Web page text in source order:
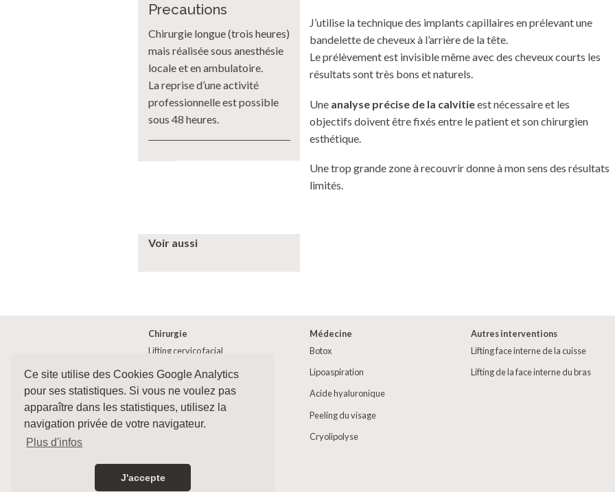
Ce site utilise des Cookies Google Analytics
pour ses statistiques. Si vous ne voulez pas
apparaître dans les statistiques, utilisez la
navigation privée de votre navigateur.
Plus d'infos
J'accepte
Precautions
Chirurgie longue (trois heures)
mais réalisée sous anesthésie
locale et en ambulatoire.
La reprise d’une activité
professionnelle est possible
sous 48 heures.
J’utilise la technique des implants capillaires en prélevant une
bandelette de cheveux à l’arrière de la tête.
Le prélèvement est invisible même avec des cheveux courts les
résultats sont très bons et naturels.
Une analyse précise de la calvitieest nécessaire et les
objectifs doivent être fixés entre le patient et son chirurgien
esthétique.
Une trop grande zone à recouvrir donne à mon sens des résultats
limités.
Voir aussi
Chirurgie
Lifting cervico facial
Blépharoplastie (chirurgie des
Médecine
Botox
Lipoaspiration
Acide hyaluronique
Peeling du visage
Cryolipolyse
Autres interventions
Lifting face interne de la cuisse
Lifting de la face interne du bras